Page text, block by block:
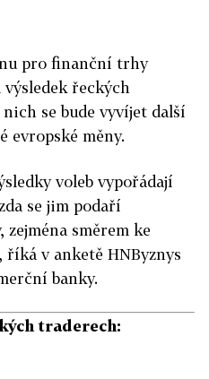
pro finanční trhy
řeckých
se bude vyvíjet další
evropské měny.
voleb vypořádají
se jim podaří
směrem ke
říká v anketě HNByznys
banky.
traderech: